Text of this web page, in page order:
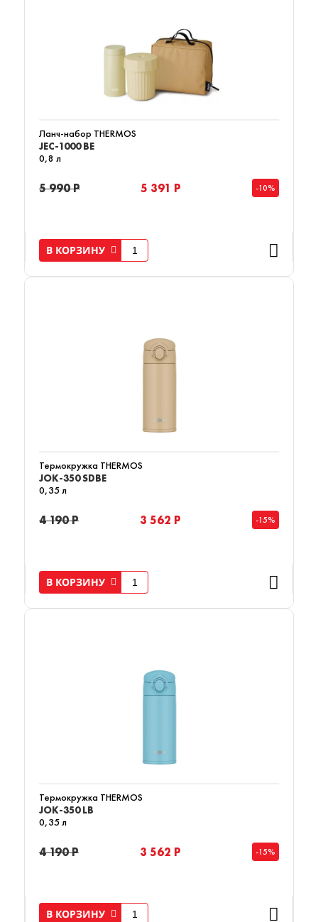
Ланч-набор THERMOS
JEC-1000 BE
0,8 л
5 990 Р 5 391 Р -10%
В КОРЗИНУ
Термокружка THERMOS
JOK-350 SDBE
0,35 л
4 190 Р 3 562 Р -15%
В КОРЗИНУ
Термокружка THERMOS
JOK-350 LB
0,35 л
4 190 Р 3 562 Р -15%
В КОРЗИНУ